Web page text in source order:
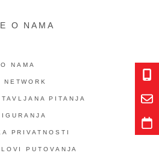
O NAMA
O NAMA
NETWORK
PITANJA
PRIVATNOSTI
PUTOVANJA